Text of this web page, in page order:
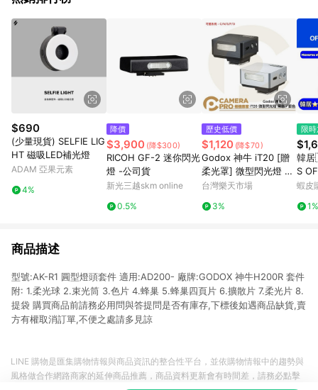
$690
(少量現貨) SELFIE LIG
HT 磁吸LED補光燈
ADAM 亞果元素
4%
降價
$3,900 (降$300)
RICOH GF-2 迷你閃光
燈 -公司貨
新光三越skm online
0.5%
歷史低價
$1,120 (降$70)
Godox 神牛 iT20 [贈
柔光罩] 微型閃光燈 黑
色 銀色 TTL 機頂閃光
◎相機專家◎
台灣樂天市場
3%
限
韓居🇰🇷 獨
S
CK
蝦皮
1%
商品描述
型號:AK-R1 圓型燈頭套件 適用:AD200- 廠牌:GODOX 神牛H200R 套件
附: 1.柔光球 2.束光筒 3.色片 4.蜂巢 5.蜂巢四頁片 6.擴散片 7.柔光片 8.
提袋 購買商品前請務必用問與答提問是否有庫存,下標後如遇商品缺貨,賣
方有權取消訂單,不便之處請多見諒
LINE 購物是匯集購物情報與商品資訊的整合性平台，並依購物情報中的趨勢與
風格做合作網路商家的延伸商品推薦，商品資料更新會有時間差，請務必點擊